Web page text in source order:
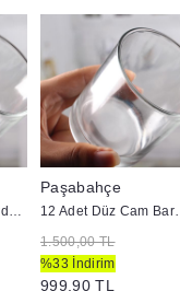
6 Adet Düz Cam Bardak - Doluma Uygun
Paşabahçe
12 Adet
1.500,00 TL
%33 İndirim
999,90 TL